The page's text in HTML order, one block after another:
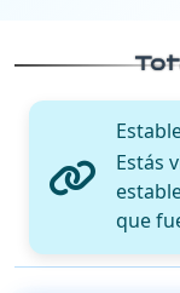
Estás
que